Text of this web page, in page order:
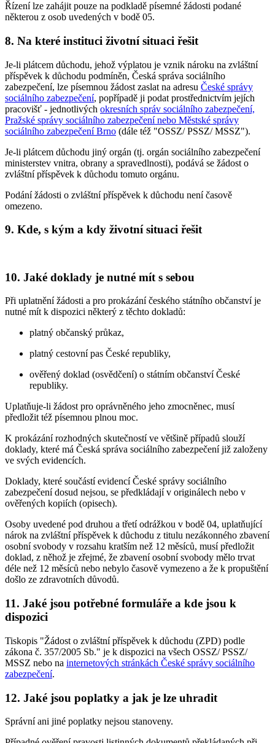
Řízení lze zahájit pouze na podkladě písemné žádosti podané
některou z osob uvedených v bodě 05.
8. Na které instituci životní situaci řešit
Je-li plátcem důchodu, jehož výplatou je vznik nároku na zvláštní
příspěvek k důchodu podmíněn, Česká správa sociálního
zabezpečení, lze písemnou žádost zaslat na adresu České správy
sociálního zabezpečení, popřípadě ji podat prostřednictvím jejích
pracovišť - jednotlivých okresních správ sociálního zabezpečení,
Pražské správy sociálního zabezpečení nebo Městské správy
sociálního zabezpečení Brno (dále též "OSSZ/ PSSZ/ MSSZ").
Je-li plátcem důchodu jiný orgán (tj. orgán sociálního zabezpečení
ministerstev vnitra, obrany a spravedlnosti), podává se žádost o
zvláštní příspěvek k důchodu tomuto orgánu.
Podání žádosti o zvláštní příspěvek k důchodu není časově
omezeno.
9. Kde, s kým a kdy životní situaci řešit
10. Jaké doklady je nutné mít s sebou
Při uplatnění žádosti a pro prokázání českého státního občanství je
nutné mít k dispozici některý z těchto dokladů:
platný občanský průkaz,
platný cestovní pas České republiky,
ověřený doklad (osvědčení) o státním občanství České
republiky.
Uplatňuje-li žádost pro oprávněného jeho zmocněnec, musí
předložit též písemnou plnou moc.
K prokázání rozhodných skutečností ve většině případů slouží
doklady, které má Česká správa sociálního zabezpečení již založeny
ve svých evidencích.
Doklady, které součástí evidencí České správy sociálního
zabezpečení dosud nejsou, se předkládají v originálech nebo v
ověřených kopiích (opisech).
Osoby uvedené pod druhou a třetí odrážkou v bodě 04, uplatňující
nárok na zvláštní příspěvek k důchodu z titulu nezákonného zbavení
osobní svobody v rozsahu kratším než 12 měsíců, musí předložit
doklad, z něhož je zřejmé, že zbavení osobní svobody mělo trvat
déle než 12 měsíců nebo nebylo časově vymezeno a že k propuštění
došlo ze zdravotních důvodů.
11. Jaké jsou potřebné formuláře a kde jsou k
dispozici
Tiskopis "Žádost o zvláštní příspěvek k důchodu (ZPD) podle
zákona č. 357/2005 Sb." je k dispozici na všech OSSZ/ PSSZ/
MSSZ nebo na internetových stránkách České správy sociálního
zabezpečení.
12. Jaké jsou poplatky a jak je lze uhradit
Správní ani jiné poplatky nejsou stanoveny.